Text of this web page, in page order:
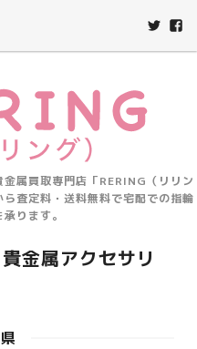
属買取専門店「RERING（リリン
査定料・送料無料で宅配での指輪
ります。
金属アクセサリ